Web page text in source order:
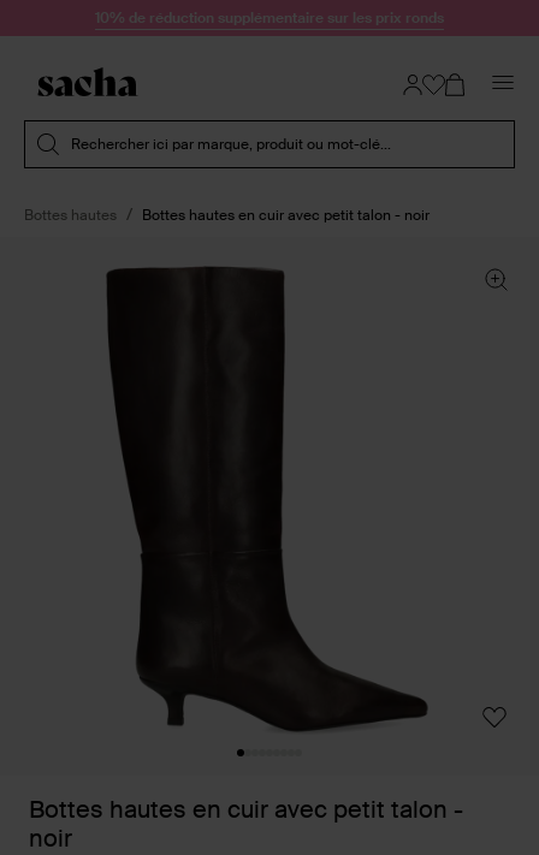
Passer au contenu10% de réduction supplémentaire sur les prix ronds
Rechercher ici par marque, produit ou mot-clé...
Bottes hautes Bottes hautes en cuir avec petit talon - noir
Bottes hautes en cuir avec petit talon -
noir